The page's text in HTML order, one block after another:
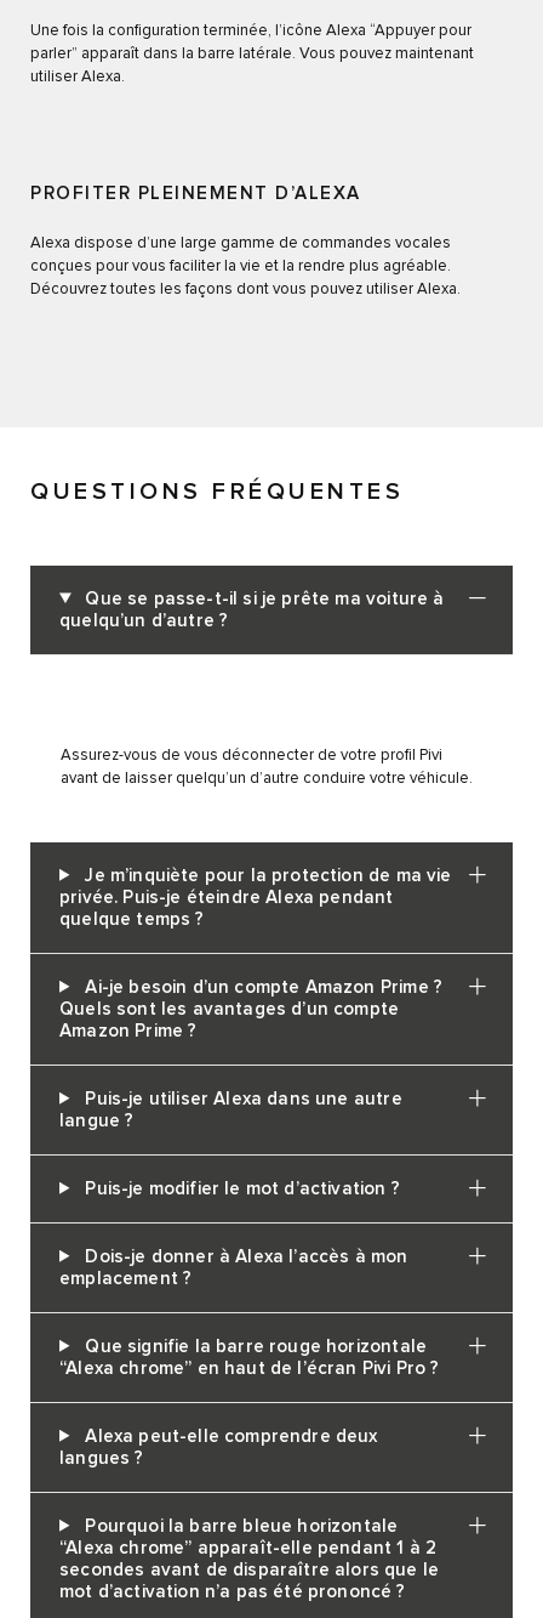
Une fois la configuration terminée, l’icône Alexa “Appuyer pour
parler” apparaît dans la barre latérale. Vous pouvez maintenant
utiliser Alexa.
PROFITER PLEINEMENT D’ALEXA
Alexa dispose d’une large gamme de commandes vocales
conçues pour vous faciliter la vie et la rendre plus agréable.
Découvrez toutes les façons dont vous pouvez utiliser Alexa.
QUESTIONS FRÉQUENTES
Que se passe-t-il si je prête ma voiture à
quelqu’un d’autre ?
Assurez-vous de vous déconnecter de votre profil Pivi
avant de laisser quelqu’un d’autre conduire votre véhicule.
Je m’inquiète pour la protection de ma vie
privée. Puis-je éteindre Alexa pendant
quelque temps ?
Ai-je besoin d’un compte Amazon Prime ?
Quels sont les avantages d’un compte
Amazon Prime ?
Puis-je utiliser Alexa dans une autre
langue ?
Puis-je modifier le mot d’activation ?
Dois-je donner à Alexa l’accès à mon
emplacement ?
Que signifie la barre rouge horizontale
“Alexa chrome” en haut de l’écran Pivi Pro ?
Alexa peut-elle comprendre deux
langues ?
Pourquoi la barre bleue horizontale
“Alexa chrome” apparaît-elle pendant 1 à 2
secondes avant de disparaître alors que le
mot d’activation n’a pas été prononcé ?